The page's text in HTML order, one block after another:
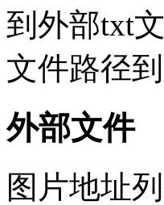
到外部txt
文件路径
外部文件
图片地址